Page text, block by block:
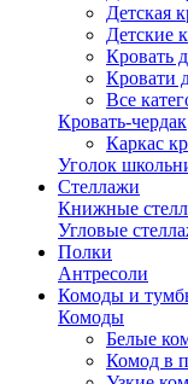
Детская
Детские
Кровать
Кровати
Все
Кровать-чердак
Каркас
Уголок
Стеллажи
Книжные
Угловые
Полки
Антресоли
Комоды и
Комоды
Белые
Комод в